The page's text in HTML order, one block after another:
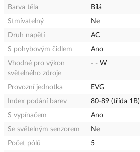
Barva těla
Bílá
Stmívatelný
Ne
Druh napětí
AC
S pohybovým čidlem
Ano
Vhodné pro výkon
světelného zdroje
- - W
Provozní jednotka
EVG
Index podání barev
80-89 (třída 1B)
S vypínačem
Ano
Se světelným senzorem
Ne
Počet pólů
5